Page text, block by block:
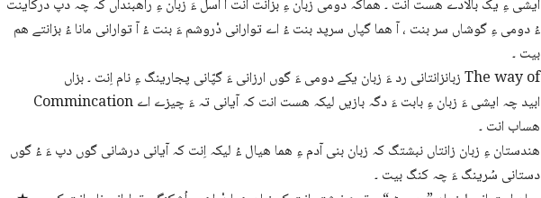
ایشی ءِ یک بالادے ھست انت ۔ ھماکہ دومی زبان ءِ بزانت انت آ اسل ءَ زبان ءِ راھبنداں کہ چہ دپ درکاینت
ءُ دومی ءِ گوشاں سر بنت ، آ ھما گپاں سرپد بنت ءُ اے توارانی دْروشم ءَ بنت ءُ آ توارانی مانا ءُ بزانتے ھم
بیت ۔
زبانزانتانی رد ءَ زبان یکے دومی ءَ گوں ارزانی ءَ گپّانی پجارینگ ءِ نام اِنت ۔ بزاں The way of
Commincation ابید چہ ایشی ءَ زبان ءِ بابت ءَ دگہ بازیں لیکہ ھست انت کہ آیانی تہ ءَ چیزے اے
ھساب انت ۔
ھندستان ءِ زبان زانتاں نبشتگ کہ زبان بنی آدم ءِ ھما ھیال ءُ لیکہ اِنت کہ آیانی درشانی گوں دپ ءَ ءُ گوں
دستانی سُرینگ ءَ چہ کنگ بیت ۔